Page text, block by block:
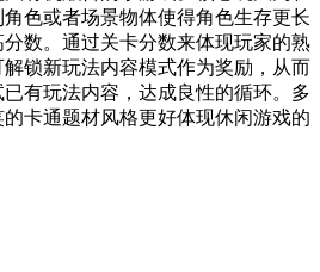
色或者场景物体使得角色生存更长
数。通过关卡分数来体现玩家的熟
锁新玩法内容模式作为奖励，从而
有玩法内容，达成良性的循环。多
卡通题材风格更好体现休闲游戏的